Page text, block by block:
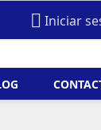
 Iniciar